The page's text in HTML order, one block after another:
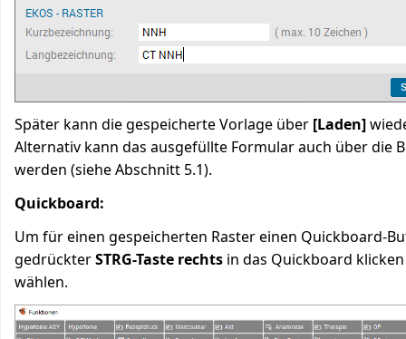
Später kann die gespeicherte Vorlage über [Laden]
Alternativ kann das ausgefüllte Formular auch über die
werden (siehe Abschnitt 5.1).
Quickboard:
Um für einen gespeicherten Raster einen Quickboard-
gedrückterSTRG-Taste rechts in das Quickboard
wählen.